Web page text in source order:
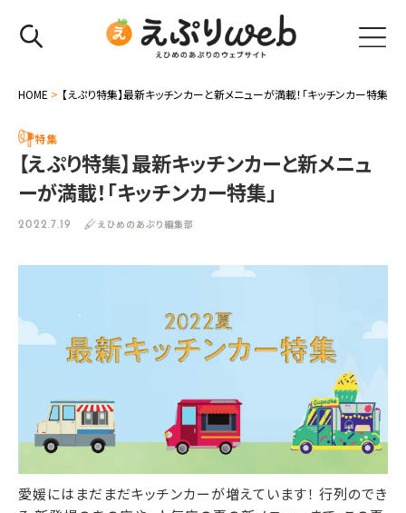
HOME > 【えぷり特集】最新キッチンカーと新メニューが満載！「キッチンカー特集」
特集
【えぷり特集】最新キッチンカーと新メニュ
ーが満載！「キッチンカー特集」
2022.7.19 えひめのあぷり編集部
愛媛にはまだまだキッチンカーが増えています！ 行列のでき